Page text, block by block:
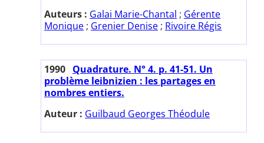
Auteurs : Galai Marie-Chantal ; Gérente
Monique ; Grenier Denise ; Rivoire Régis
1990 Quadrature. N° 4. p. 41-51. Un
problème leibnizien : les partages en
nombres entiers.
Auteur : Guilbaud Georges Théodule